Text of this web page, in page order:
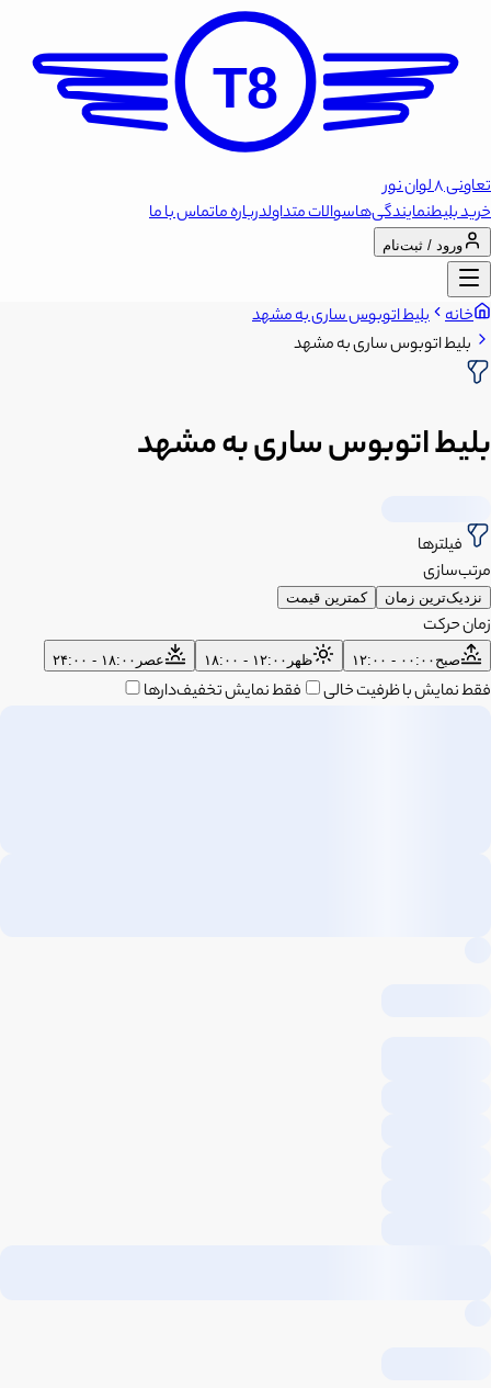
T8
تعاونی 8 لوان نور
خرید بلیطنمایندگی‌هاسوالات متداولدرباره ماتماس با ما
ورود / ثبت‌نام
خانه بلیط اتوبوس ساری به مشهد
بلیط اتوبوس ساری به مشهد
بلیط اتوبوس ساری به مشهد
فیلترها
مرتب‌سازی
نزدیک‌ترین زمان کمترین قیمت
زمان حرکت
صبح ۰۰:۰۰ - ۱۲:۰۰ ظهر ۱۲:۰۰ - ۱۸:۰۰ عصر ۱۸:۰۰ - ۲۴:۰۰
فقط نمایش با ظرفیت خالی فقط نمایش تخفیف‌دارها